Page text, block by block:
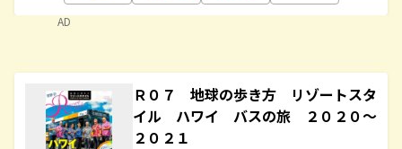
AD
Ｒ０７ 地球の歩き方 リゾートスタ
イル ハワイ バスの旅 ２０２０～
２０２１